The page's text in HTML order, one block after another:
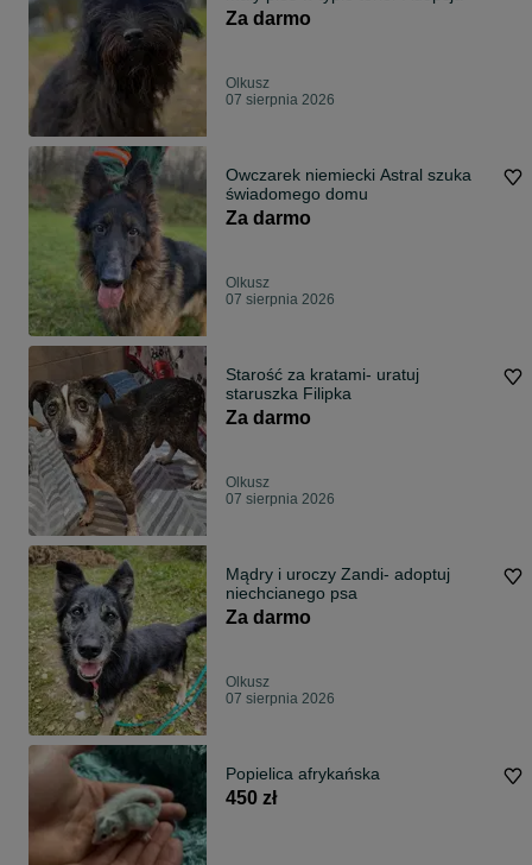
Za darmo
Olkusz
07 sierpnia 2026
Owczarek niemiecki Astral szuka
świadomego domu
Za darmo
Olkusz
07 sierpnia 2026
Starość za kratami- uratuj
staruszka Filipka
Za darmo
Olkusz
07 sierpnia 2026
Mądry i uroczy Zandi- adoptuj
niechcianego psa
Za darmo
Olkusz
07 sierpnia 2026
Popielica afrykańska
450 zł